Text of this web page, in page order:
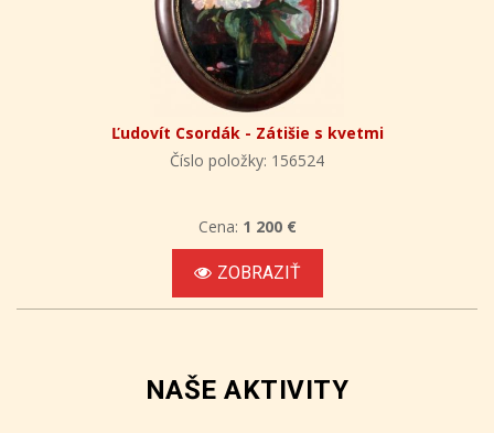
Ľudovít Csordák - Zátišie s kvetmi
Číslo položky: 156524
Cena: 1 200 €
ZOBRAZIŤ
NAŠE AKTIVITY